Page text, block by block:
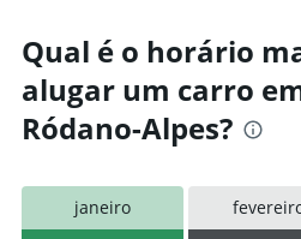
Qual é o horário
alugar um carro
Ródano-Alpes?
janeiro